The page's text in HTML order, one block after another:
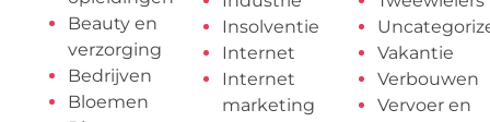
Beauty en
verzorging
Bedrijven
Bloemen
Insolventie
Internet
Internet
marketing
Vakantie
Verbouwen
Vervoer en